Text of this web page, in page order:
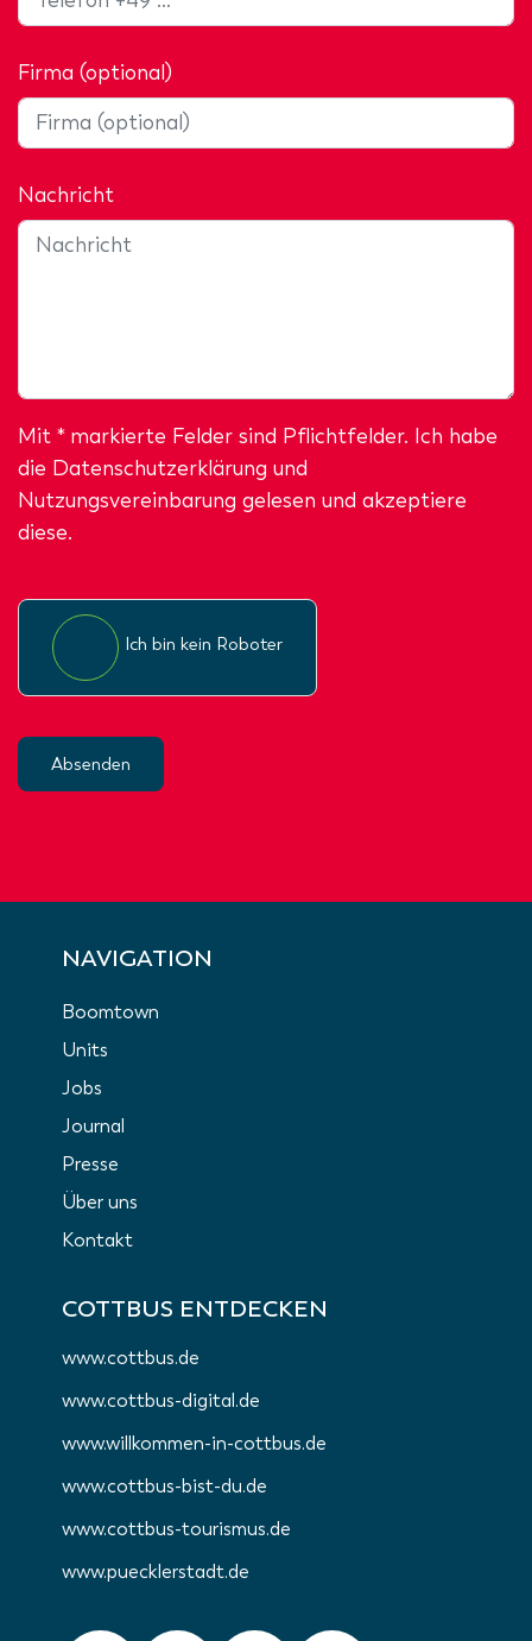
Firma (optional)
Nachricht
Mit * markierte Felder sind Pflichtfelder. Ich habe
die Datenschutzerklärung und
Nutzungsvereinbarung gelesen und akzeptiere
diese.
Ich bin kein Roboter
Absenden
NAVIGATION
Boomtown
Units
Jobs
Journal
Presse
Über uns
Kontakt
COTTBUS ENTDECKEN
www.cottbus.de
www.cottbus-digital.de
www.willkommen-in-cottbus.de
www.cottbus-bist-du.de
www.cottbus-tourismus.de
www.puecklerstadt.de